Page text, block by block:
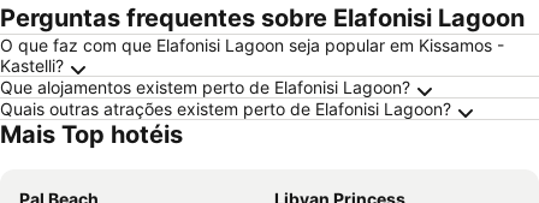
Perguntas frequentes sobre Elafonisi Lagoon
O que faz com que Elafonisi Lagoon seja popular em Kissamos -
Kastelli?
Que alojamentos existem perto de Elafonisi Lagoon?
Quais outras atrações existem perto de Elafonisi Lagoon?
Mais Top hotéis
Pal Beach
Libyan Princess